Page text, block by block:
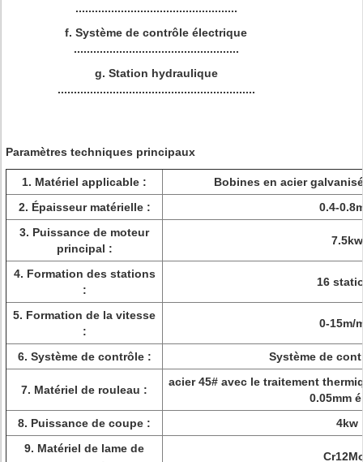
..................................................
f. Système de contrôle électrique
...................................................
g. Station hydraulique
.............................................................
Paramètres techniques principaux
1. Matériel applicable :
Bobines en acier
2. Épaisseur matérielle :
0.4-
3. Puissance de moteur
principal :
7.5kw
4. Formation des stations
:
16
5. Formation de la vitesse
:
0-15m/
6. Système de contrôle : Système de
7. Matériel de rouleau :
acier 45# avec le traitement
0.05mm
8. Puissance de coupe :
4kw
9. Matériel de lame de